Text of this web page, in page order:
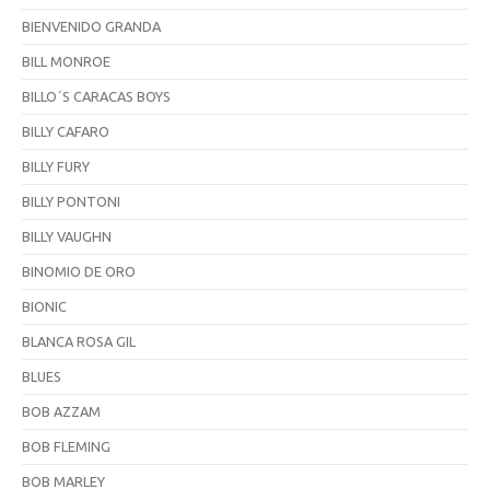
BIENVENIDO GRANDA
BILL MONROE
BILLO´S CARACAS BOYS
BILLY CAFARO
BILLY FURY
BILLY PONTONI
BILLY VAUGHN
BINOMIO DE ORO
BIONIC
BLANCA ROSA GIL
BLUES
BOB AZZAM
BOB FLEMING
BOB MARLEY